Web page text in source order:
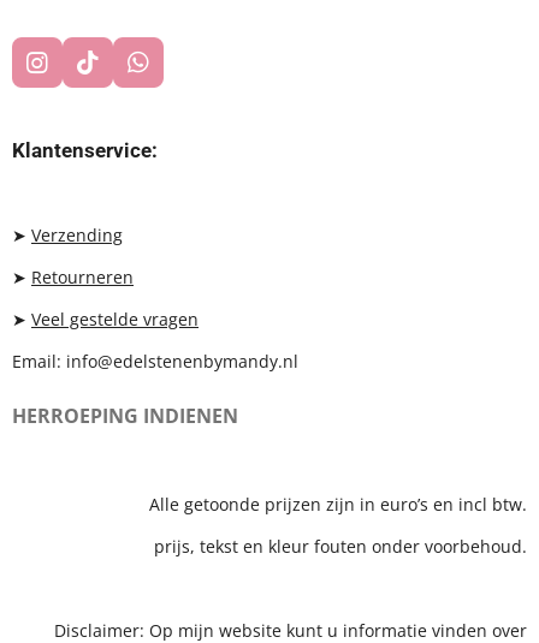
I
N
T
A
A
T
I
T
O
W
H
T
S
Klantenservice:
➤ Verzending
➤ Retourneren
➤ Veel gestelde vragen
Email: info@edelstenenbymandy.nl
HERROEPING INDIENEN
Alle getoonde prijzen zijn in euro’s en incl btw.
prijs, tekst en kleur fouten onder voorbehoud.
Disclaimer: Op mijn website kunt u informatie vinden over